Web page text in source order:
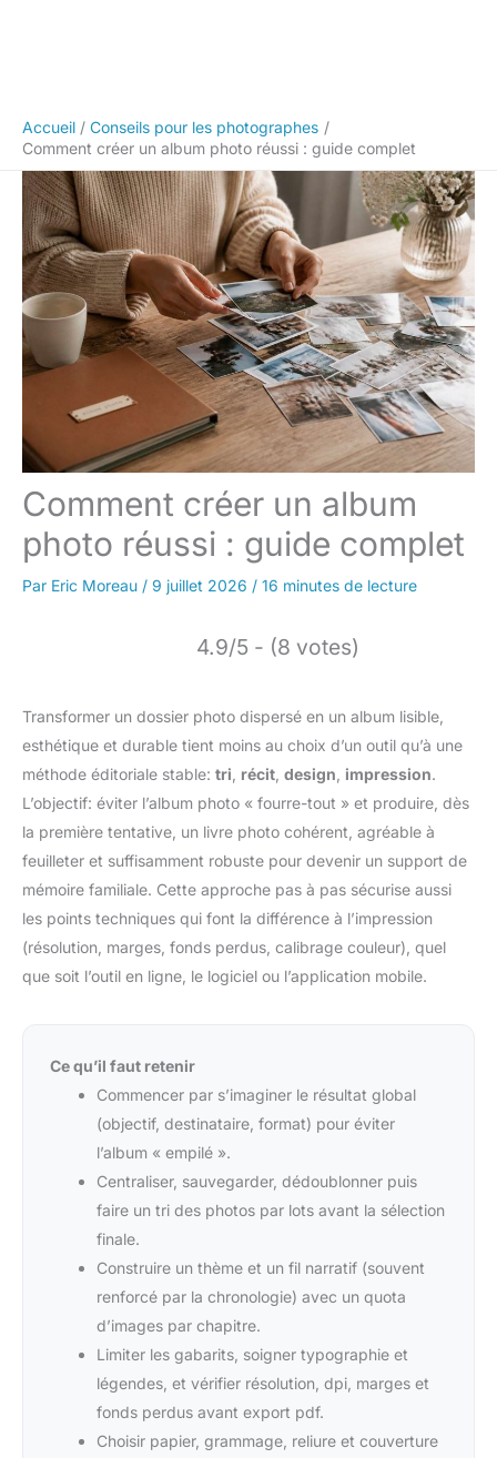
Accueil
Conseils pour les photographes
Comment créer un album photo réussi : guide complet
Comment créer un album
photo réussi : guide complet
Par Eric Moreau / 9 juillet 2026 / 16 minutes de lecture
4.9/5 - (8 votes)
Transformer un dossier photo dispersé en un album lisible,
esthétique et durable tient moins au choix d’un outil qu’à une
méthode éditoriale stable: tri récit design impression.
L’objectif: éviter l’album photo « fourre-tout » et produire, dès
la première tentative, un livre photo cohérent, agréable à
feuilleter et suffisamment robuste pour devenir un support de
mémoire familiale. Cette approche pas à pas sécurise aussi
les points techniques qui font la différence à l’impression
(résolution, marges, fonds perdus, calibrage couleur), quel
que soit l’outil en ligne, le logiciel ou l’application mobile.
Ce qu’il faut retenir
Commencer par s’imaginer le résultat global
(objectif, destinataire, format) pour éviter
l’album « empilé ».
Centraliser, sauvegarder, dédoublonner puis
faire un tri des photos par lots avant la sélection
finale.
Construire un thème et un fil narratif (souvent
renforcé par la chronologie) avec un quota
d’images par chapitre.
Limiter les gabarits, soigner typographie et
légendes, et vérifier résolution, dpi, marges et
fonds perdus avant export pdf.
Choisir papier, grammage, reliure et couverture